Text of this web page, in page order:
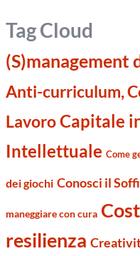
Tag Cloud
(S)management
Anti-curriculum,
LavoroCapitale
Intellettuale Come
dei giochi Conosci il
maneggiare con cura
resilienza